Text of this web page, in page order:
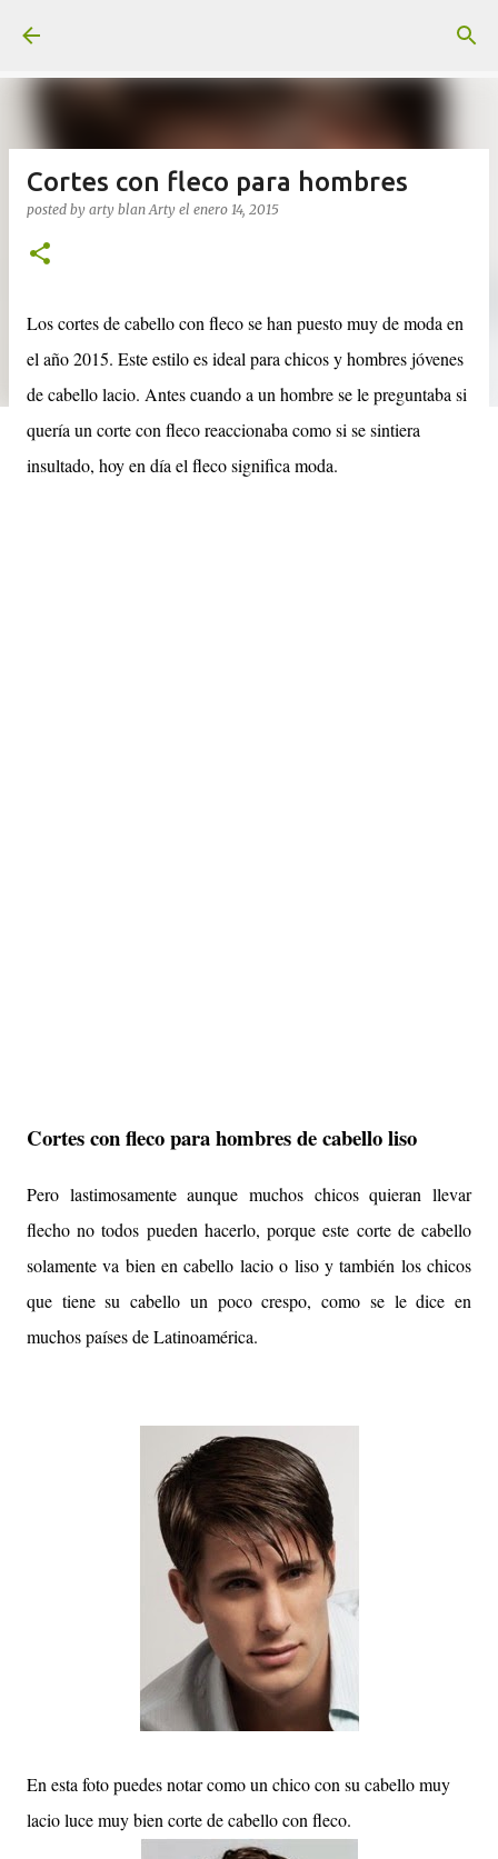
Cortes con fleco para hombres
posted by arty blanArty el enero 14, 2015
Los cortes de cabello con fleco se han puesto muy de moda en
el año 2015. Este estilo es ideal para chicos y hombres jóvenes
de cabello lacio. Antes cuando a un hombre se le preguntaba si
quería un corte con fleco reaccionaba como si se sintiera
insultado, hoy en día el fleco significa moda.
Cortes con fleco para hombres de cabello liso
Pero lastimosamente aunque muchos chicos quieran llevar
flecho no todos pueden hacerlo, porque este corte de cabello
solamente va bien en cabello lacio o liso y también los chicos
que tiene su cabello un poco crespo, como se le dice en
muchos países de Latinoamérica.
En esta foto puedes notar como un chico con su cabello muy
lacio luce muy bien corte de cabello con fleco.